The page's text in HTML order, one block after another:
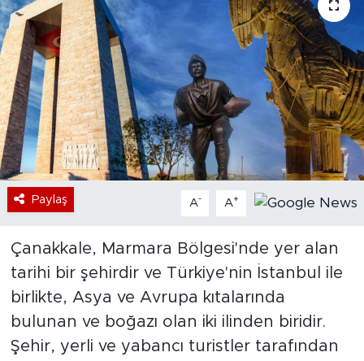
Paylaş A- A+
Çanakkale, Marmara Bölgesi'nde yer alan
tarihi bir şehirdir ve Türkiye'nin İstanbul ile
birlikte, Asya ve Avrupa kıtalarında
bulunan ve boğazı olan iki ilinden biridir.
Şehir, yerli ve yabancı turistler tarafından
Bölge
Teknoloji
Magazin
Dünya
Sektör